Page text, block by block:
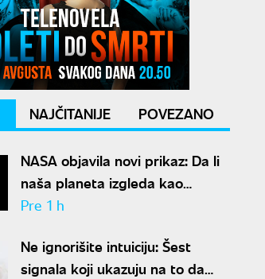
NAJČITANIJE POVEZANO
NASA objavila novi prikaz: Da li
naša planeta izgleda kao
krompir ili kao plavi kliker?
Pre 1 h
Ne ignorišite intuiciju: Šest
signala koji ukazuju na to da